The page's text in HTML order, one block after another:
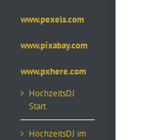
www.pexels.com
www.pixabay.com
www.pxhere.com
HochzeitsDJ
Start
HochzeitsDJ im